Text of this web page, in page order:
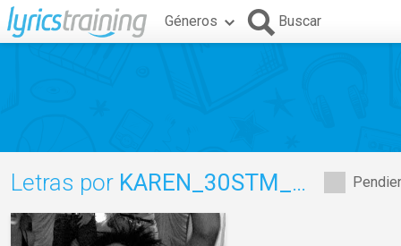
Géneros Buscar
Letras por KAREN_30STM_TH